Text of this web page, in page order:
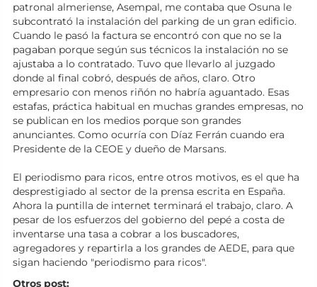
patronal almeriense, Asempal, me contaba que Osuna le
subcontrató la instalación del parking de un gran edificio.
Cuando le pasó la factura se encontró con que no se la
pagaban porque según sus técnicos la instalación no se
ajustaba a lo contratado. Tuvo que llevarlo al juzgado
donde al final cobró, después de años, claro. Otro
empresario con menos riñón no habría aguantado. Esas
estafas, práctica habitual en muchas grandes empresas, no
se publican en los medios porque son grandes
anunciantes. Como ocurría con Díaz Ferrán cuando era
Presidente de la CEOE y dueño de Marsans.
El periodismo para ricos, entre otros motivos, es el que ha
desprestigiado al sector de la prensa escrita en España.
Ahora la puntilla de internet terminará el trabajo, claro. A
pesar de los esfuerzos del gobierno del pepé a costa de
inventarse una tasa a cobrar a los buscadores,
agregadores y repartirla a los grandes de AEDE, para que
sigan haciendo "periodismo para ricos".
Otros post: